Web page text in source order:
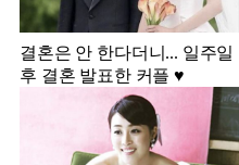
결혼은 안 한다더니... 일주일
후 결혼 발표한 커플 ♥️